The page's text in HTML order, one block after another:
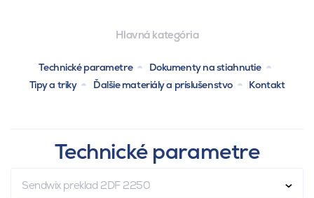
Hlavná kategória
Technické parametre
Dokumenty na stiahnutie
Tipy a triky
Ďalšie materiály a príslušenstvo Kontakt
Technické parametre
Sendwix preklad 2DF 2250